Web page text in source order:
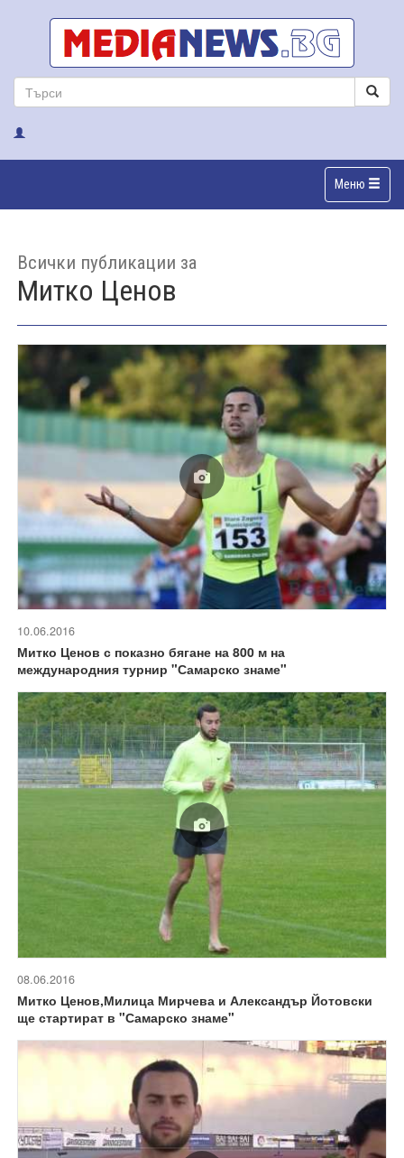
Меню
Всички публикации за
Митко Ценов
10.06.2016
Митко Ценов с показно бягане на 800 м на
международния турнир "Самарско знаме"
08.06.2016
Митко Ценов,Милица Мирчева и Александър Йотовски
ще стартират в "Самарско знаме"